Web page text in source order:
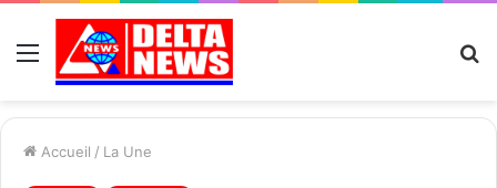
Menu
Accueil / La Une